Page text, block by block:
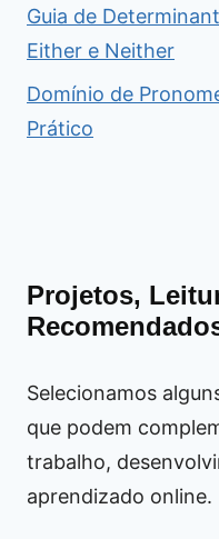
Guia de
Either e Neither
Domínio de
Prático
Projetos,
Selecionamos
que podem
trabalho,
aprendizado online.